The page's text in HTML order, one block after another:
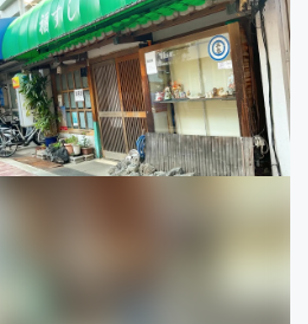
アート・写真
テクノロジー・ガジェット
映像・映画